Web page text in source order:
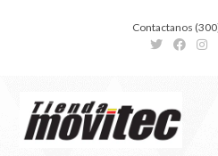
Contactanos